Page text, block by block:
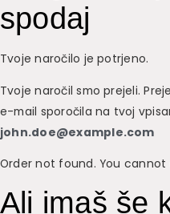
spodaj
Tvoje naročilo je potrjeno.
Tvoje naročil smo prejeli.
e-mail sporočila na tvoj
john.doe@example.com
Order not found. You
Ali imaš še